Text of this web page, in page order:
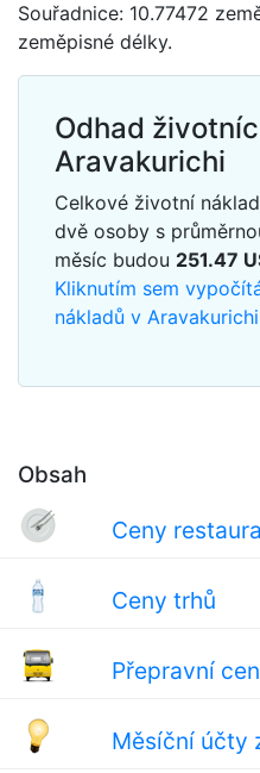
Obsah
Ceny
Ceny trhů
Přepravní
Měsíční účty
Souřadnice: 10.77472
zeměpisné délky.
Odhad
Aravakurichi
Celkové životní
dvě osoby s
měsíc budou 251.47
Kliknutím sem
nákladů v Aravakurichi